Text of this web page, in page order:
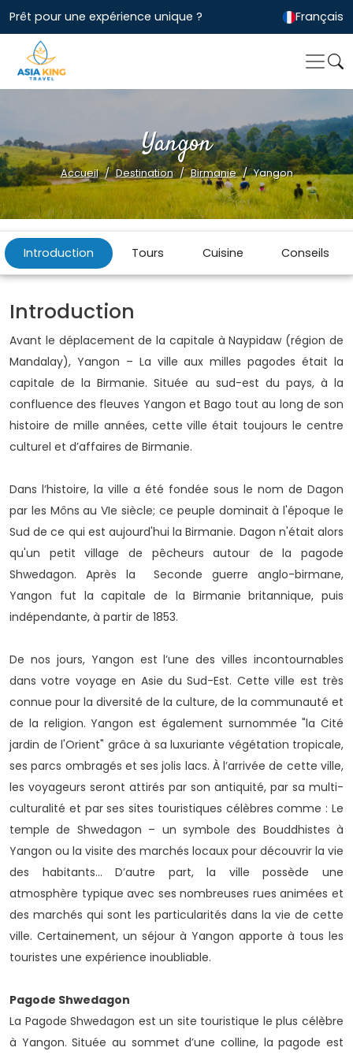
Prêt pour une expérience unique ? Français
Yangon
Accueil Destination Birmanie Yangon
Introduction Tours Cuisine Conseils
Introduction
Avant le déplacement de la capitale à Naypidaw (région de
Mandalay), Yangon – La ville aux milles pagodes était la
capitale de la Birmanie. Située au sud-est du pays, à la
confluence des fleuves Yangon et Bago tout au long de son
histoire de mille années, cette ville était toujours le centre
culturel et d’affaires de Birmanie.
Dans l’histoire, la ville a été fondée sous le nom de Dagon
par les Môns au VIe siècle; ce peuple dominait à l'époque le
Sud de ce qui est aujourd'hui la Birmanie. Dagon n'était alors
qu'un petit village de pêcheurs autour de la pagode
Shwedagon. Après la Seconde guerre anglo-birmane,
Yangon fut la capitale de la Birmanie britannique, puis
indépendante, à partir de 1853.
De nos jours, Yangon est l’une des villes incontournables
dans votre voyage en Asie du Sud-Est. Cette ville est très
connue pour la diversité de la culture, de la communauté et
de la religion. Yangon est également surnommée "la Cité
jardin de l'Orient" grâce à sa luxuriante végétation tropicale,
ses parcs ombragés et ses jolis lacs. À l’arrivée de cette ville,
les voyageurs seront attirés par son antiquité, par sa multi-
culturalité et par ses sites touristiques célèbres comme : Le
temple de Shwedagon – un symbole des Bouddhistes à
Yangon ou la visite des marchés locaux pour découvrir la vie
des habitants... D’autre part, la ville possède une
atmosphère typique avec ses nombreuses rues animées et
des marchés qui sont les particularités dans la vie de cette
ville. Certainement, un séjour à Yangon apporte à tous les
touristes une expérience inoubliable.
Pagode Shwedagon
La Pagode Shwedagon est un site touristique le plus célèbre
à Yangon. Située au sommet d’une colline, la pagode est